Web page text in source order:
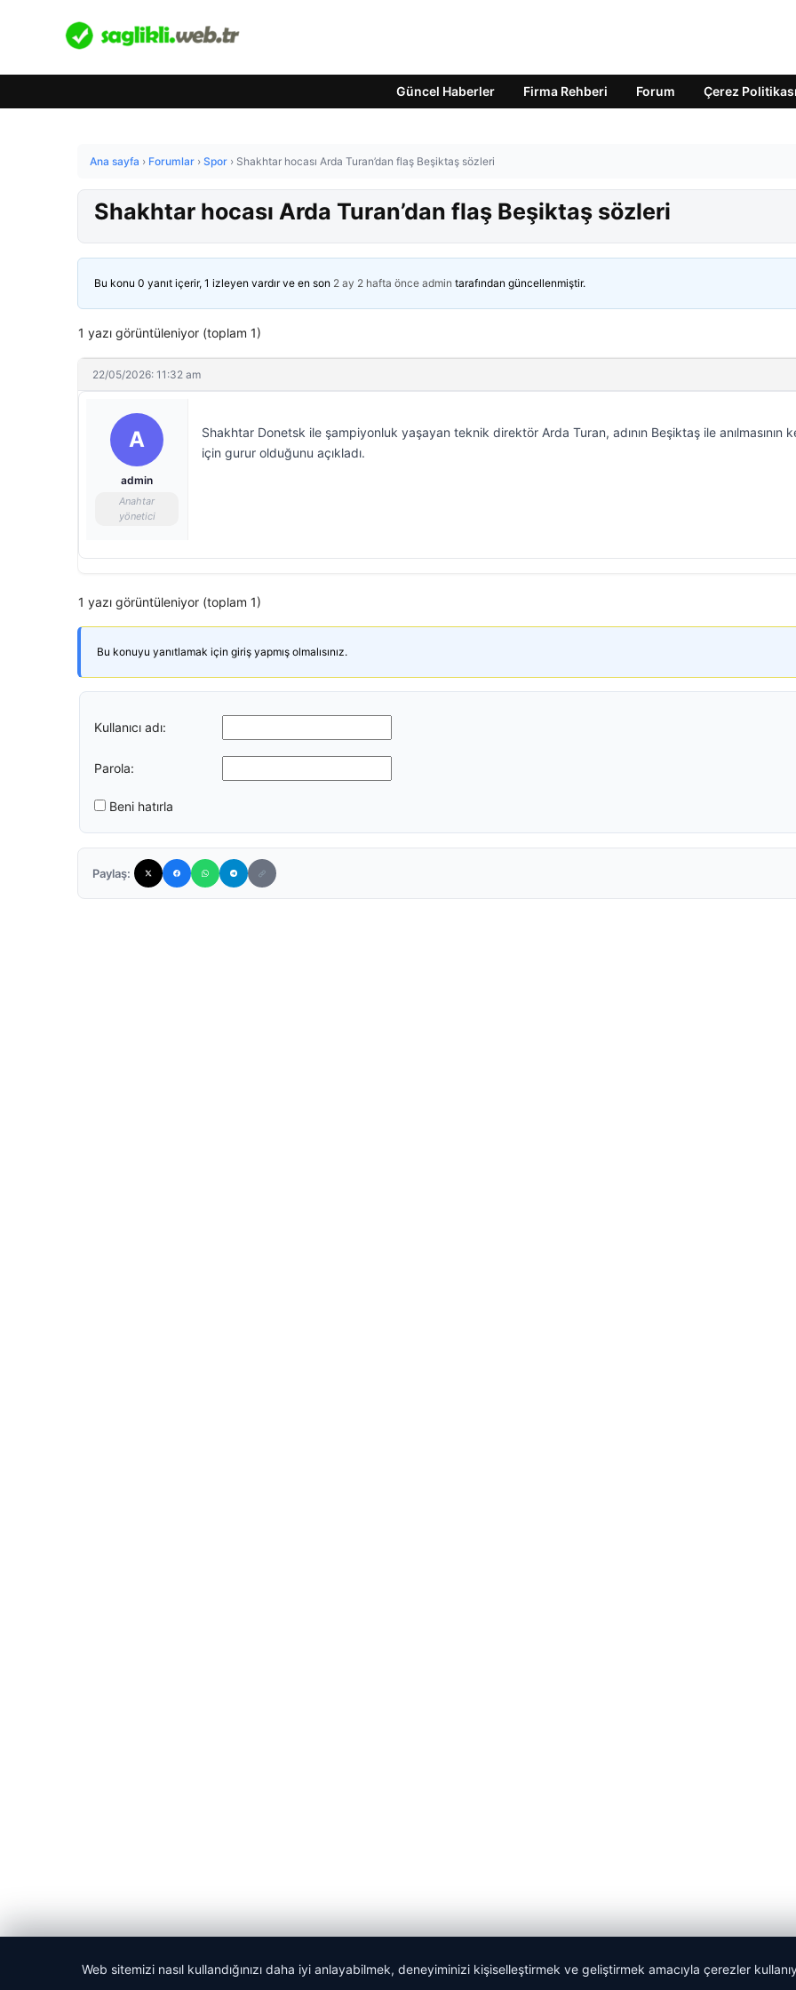
Güncel Haberler Firma Rehberi Forum Çerez Politikası
Ana sayfa › Forumlar › Spor › Shakhtar hocası Arda Turan’dan flaş Beşiktaş sözleri
Shakhtar hocası Arda Turan’dan flaş Beşiktaş sözleri
Bu konu 0 yanıt içerir, 1 izleyen vardır ve en son 2 ay 2 hafta önce admin tarafından güncellenmiştir.
1 yazı görüntüleniyor (toplam 1)
22/05/2026: 11:32 am
A
admin
Anahtar
yönetici
Shakhtar Donetsk ile şampiyonluk yaşayan teknik direktör Arda Turan, adının Beşiktaş ile anılmasının
için gurur olduğunu açıkladı.
1 yazı görüntüleniyor (toplam 1)
Bu konuyu yanıtlamak için giriş yapmış olmalısınız.
Kullanıcı adı:
Parola:
Beni hatırla
Paylaş:
Web sitemizi nasıl kullandığınızı daha iyi anlayabilmek, deneyiminizi kişiselleştirmek ve geliştirmek amacıyla çerezler